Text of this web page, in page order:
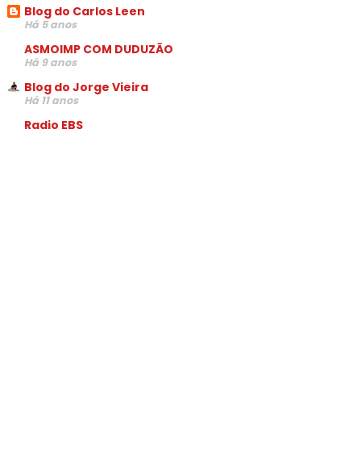
Blog do Carlos Leen
Há 5 anos
ASMOIMP COM DUDUZÃO
Há 9 anos
Blog do Jorge Vieira
Há 11 anos
Radio EBS